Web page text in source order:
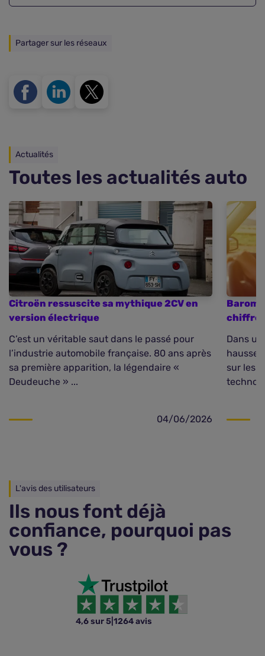
Partager sur les réseaux
Actualités
Toutes les actualités auto
Citroën ressuscite sa mythique 2CV en
version électrique
C’est un véritable saut dans le passé pour
l’industrie automobile française. 80 ans après
sa première apparition, la légendaire «
Deudeuche » ...
04/06/2026
chiffres
Dans
hausse
sur les
L'avis des utilisateurs
Ils nous font déjà
confiance, pourquoi pas
vous ?
4,6 sur 5 1264 avis